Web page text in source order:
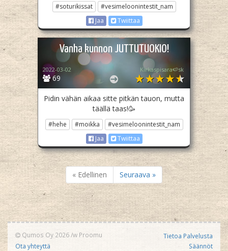
#soturikissat
#vesimeloonintestit_nam
Jaa
Twiittaa
Vanha kunnon JUTTUTUOKIO!
69
2022-03-02 Kirkaspisara🍉sk
Pidin vähän aikaa sitte pitkän tauon, mutta
täällä taas!🥳
#hehe #moikka
#vesimeloonintestit_nam
Jaa
Twiittaa
« Edellinen Seuraava »
Qumos Oy 2026/w Proomu
Ota yhteyttä
Tietoa Palvelusta
Säännöt